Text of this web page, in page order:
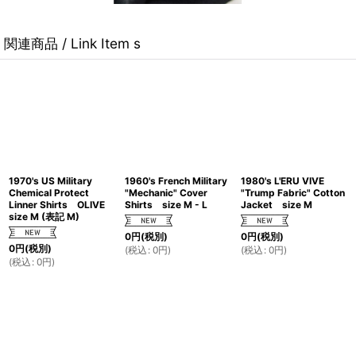
関連商品 / Link Item s
1970's US Military
Chemical Protect
Linner Shirts OLIVE
size M (表記 M)
0円(税別)
(税込 : 0円)
1960's French Military
"Mechanic" Cover
Shirts size M - L
0円(税別)
(税込 : 0円)
1980's L'ERU VIVE
"Trump Fabric" Cotton
Jacket size M
0円(税別)
(税込 : 0円)